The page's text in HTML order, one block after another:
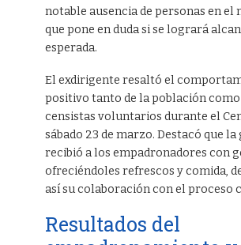
notable ausencia de personas en el
que pone en duda si se logrará
esperada.
El exdirigente resaltó el
positivo tanto de la población como
censistas voluntarios durante el
sábado 23 de marzo. Destacó que la
recibió a los empadronadores con
ofreciéndoles refrescos y comida,
así su colaboración con el proceso
Resultados del